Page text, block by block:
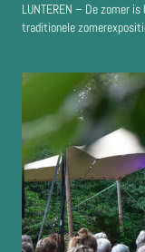
LUNTEREN – De zomer
traditionele